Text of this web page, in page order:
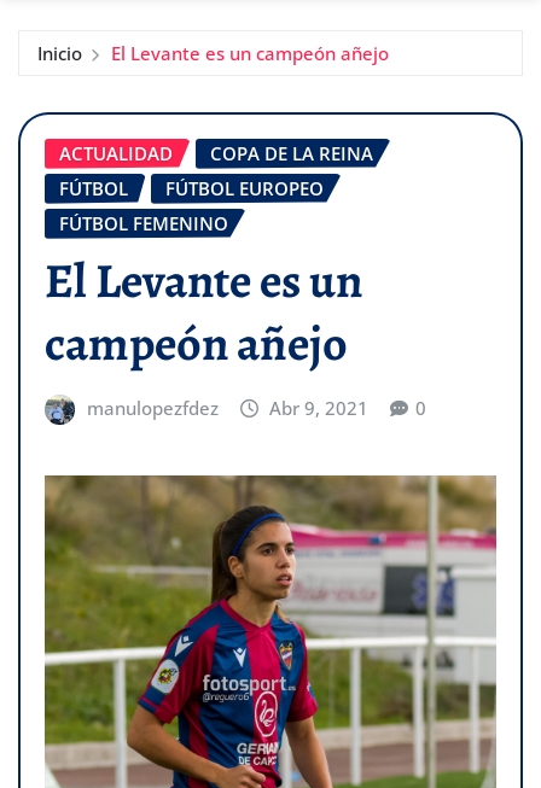
Inicio El Levante es un campeón añejo
ACTUALIDAD
COPA DE LA REINA
FÚTBOL
FÚTBOL EUROPEO
FÚTBOL FEMENINO
El Levante es un
campeón añejo
manulopezfdez Abr 9, 2021 0